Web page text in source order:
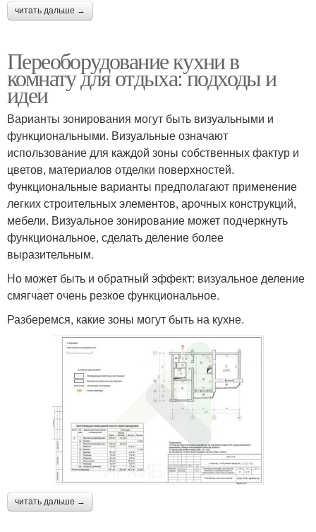
читать дальше →
Переоборудование кухни в
комнату для отдыха: подходы и
идеи
Варианты зонирования могут быть визуальными и
функциональными. Визуальные означают
использование для каждой зоны собственных фактур и
цветов, материалов отделки поверхностей.
Функциональные варианты предполагают применение
легких строительных элементов, арочных конструкций,
мебели. Визуальное зонирование может подчеркнуть
функциональное, сделать деление более
выразительным.
Но может быть и обратный эффект: визуальное деление
смягчает очень резкое функциональное.
Разберемся, какие зоны могут быть на кухне.
читать дальше →